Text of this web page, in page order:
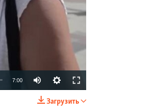
SHARE
7:00
Загрузить